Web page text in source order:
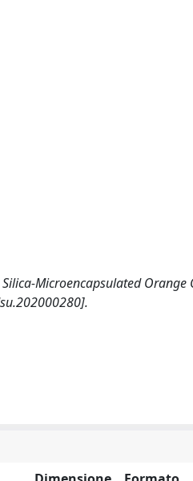
Microencapsulated Orange